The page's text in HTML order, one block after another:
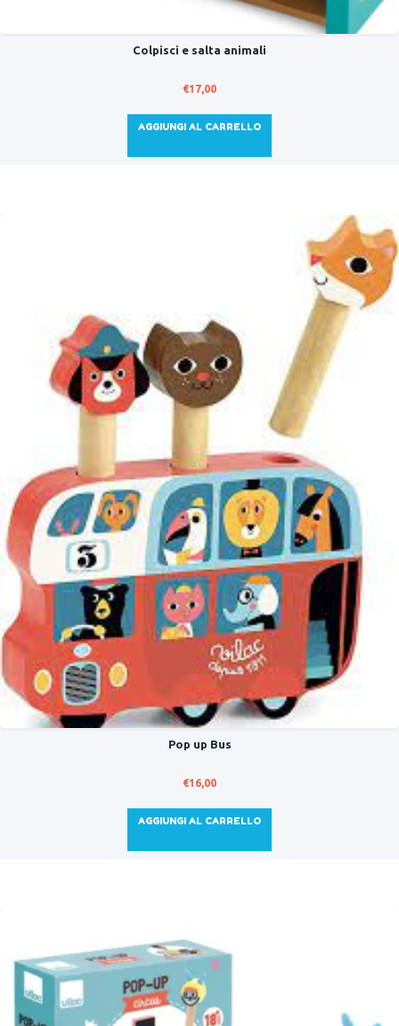
Colpisci e salta animali
€17,00
AGGIUNGI AL CARRELLO
Pop up Bus
€16,00
AGGIUNGI AL CARRELLO